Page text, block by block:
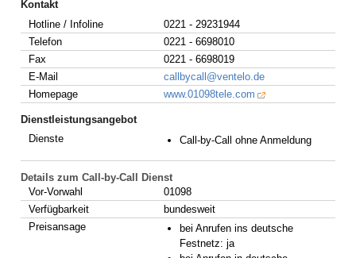
Kontakt
Hotline / Infoline
0221 - 29231944
Telefon
0221 - 6698010
Fax
0221 - 6698019
E-Mail
callbycall@ventelo.de
Homepage
www.01098tele.com
Dienstleistungsangebot
Dienste
Call-by-Call ohne Anmeldung
Details zum Call-by-Call Dienst
Vor-Vorwahl
01098
Verfügbarkeit
bundesweit
Preisansage
bei Anrufen ins deutsche
Festnetz: ja